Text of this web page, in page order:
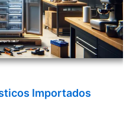
Importados